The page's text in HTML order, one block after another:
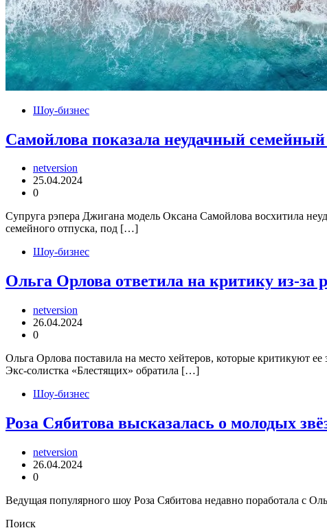
Шоу-бизнес
Самойлова показала неудачный
netversion
25.04.2024
0
Супруга рэпера Джигана модель Оксана Самойлова восхитила
семейного отпуска, под […]
Шоу-бизнес
Ольга Орлова ответила на критику из-за
netversion
26.04.2024
0
Ольга Орлова поставила на место хейтеров, которые критикуют
Экс-солистка «Блестящих» обратила […]
Шоу-бизнес
Роза Сябитова высказалась о молодых
netversion
26.04.2024
0
Ведущая популярного шоу Роза Сябитова недавно поработала с
Поиск